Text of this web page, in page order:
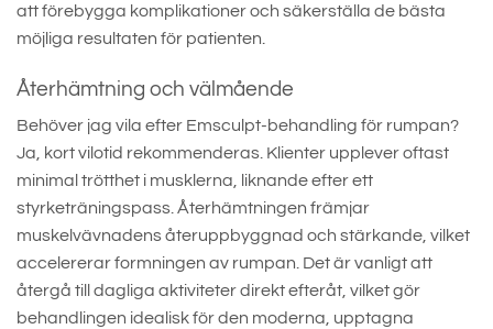
att förebygga komplikationer och säkerställa de bästa
möjliga resultaten för patienten.
Återhämtning och välmående
Behöver jag vila efter Emsculpt-behandling för rumpan?
Ja, kort vilotid rekommenderas. Klienter upplever oftast
minimal trötthet i musklerna, liknande efter ett
styrketräningspass. Återhämtningen främjar
muskelvävnadens återuppbyggnad och stärkande, vilket
accelererar formningen av rumpan. Det är vanligt att
återgå till dagliga aktiviteter direkt efteråt, vilket gör
behandlingen idealisk för den moderna, upptagna